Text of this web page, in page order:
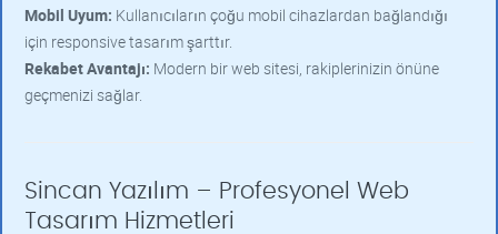
Mobil Uyum: Kullanıcıların çoğu mobil cihazlardan bağlandığı
için responsive tasarım şarttır.
Rekabet Avantajı: Modern bir web sitesi, rakiplerinizin önüne
geçmenizi sağlar.
Sincan Yazılım – Profesyonel Web
Tasarım Hizmetleri